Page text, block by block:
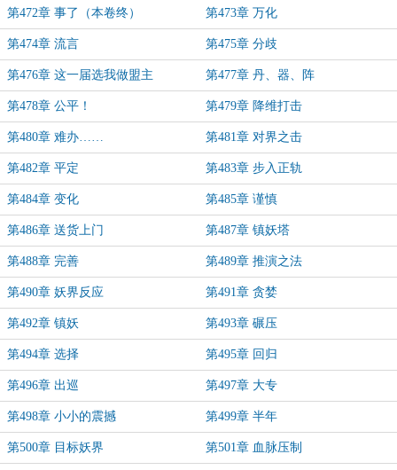
第472章 事了（本卷终） 第473章 万化
第474章 流言 第475章 分歧
第476章 这一届选我做盟主 第477章 丹、器、阵
第478章 公平！ 第479章 降维打击
第480章 难办…… 第481章 对界之击
第482章 平定 第483章 步入正轨
第484章 变化 第485章 谨慎
第486章 送货上门 第487章 镇妖塔
第488章 完善 第489章 推演之法
第490章 妖界反应 第491章 贪婪
第492章 镇妖 第493章 碾压
第494章 选择 第495章 回归
第496章 出巡 第497章 大专
第498章 小小的震撼 第499章 半年
第500章 目标妖界 第501章 血脉压制